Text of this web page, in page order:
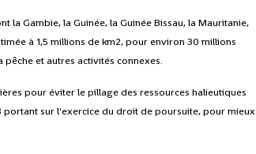
la Gambie, la Guinée, la Guinée Bissau, la Mauritanie,
à 1,5 millions de km2, pour environ 30 millions
et autres activités connexes.
pour éviter le pillage des ressources halieutiques
sur l'exercice du droit de poursuite, pour mieux